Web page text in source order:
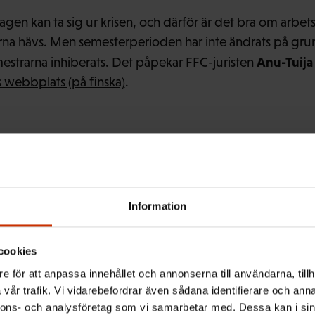
Information
för att anpassa innehållet och annonserna till användarna,
trafik. Vi vidarebefordrar även sådana identifierare och
och analysföretag som vi samarbetar med. Dessa kan i
kan ta sig ur krisen, och därför är det bra om
hävs. Men semesterperioden har inte ändrats på
inhiberats. Det påpekar FFC-juristen Anu-
(på finska).
är att se till att arbetstagarna har en möjlighet att
konstaterar Lehto.
inom hälsovården och socialväsendet som
tidpunkt. Alla andra har rätt att ta ut sin semester